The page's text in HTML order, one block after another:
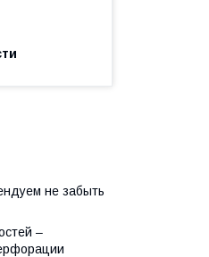
не забыть
–